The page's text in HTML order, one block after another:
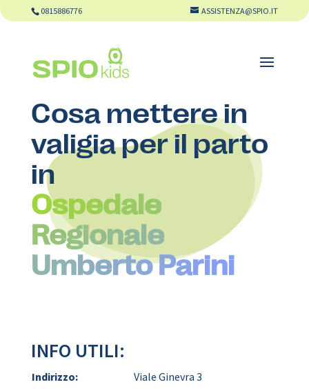
0815886776 ASSISTENZA@SPIO.IT
Cosa mettere in
valigia per il parto
in
Ospedale
Regionale
Umberto Parini
INFO UTILI:
Indirizzo:
Viale Ginevra 3